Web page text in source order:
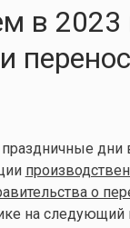
в 2023
дни
о
на